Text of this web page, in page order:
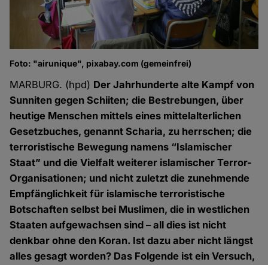
Foto: "airunique", pixabay.com (gemeinfrei)
MARBURG. (hpd) Der Jahrhunderte alte Kampf von
Sunniten gegen Schiiten; die Bestrebungen, über
heutige Menschen mittels eines mittelalterlichen
Gesetzbuches, genannt Scharia, zu herrschen; die
terroristische Bewegung namens “Islamischer
Staat” und die Vielfalt weiterer islamischer Terror-
Organisationen; und nicht zuletzt die zunehmende
Empfänglichkeit für islamische terroristische
Botschaften selbst bei Muslimen, die in westlichen
Staaten aufgewachsen sind – all dies ist nicht
denkbar ohne den Koran. Ist dazu aber nicht längst
alles gesagt worden? Das Folgende ist ein Versuch,